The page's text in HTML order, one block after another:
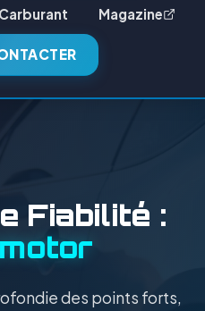
Magazine
Fiabilité :
des points forts,